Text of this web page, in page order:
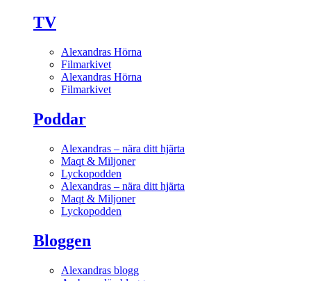
TV
Alexandras Hörna
Filmarkivet
Alexandras Hörna
Filmarkivet
Poddar
Alexandras – nära ditt hjärta
Maqt & Miljoner
Lyckopodden
Alexandras – nära ditt hjärta
Maqt & Miljoner
Lyckopodden
Bloggen
Alexandras blogg